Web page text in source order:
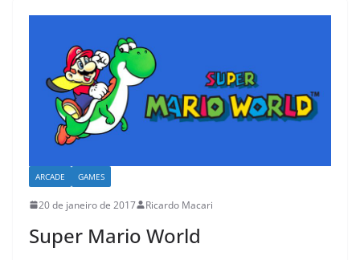
ARCADE GAMES
20 de janeiro de 2017 Ricardo Macari
Super Mario World